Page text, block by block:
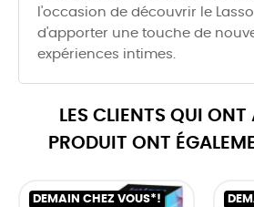
l'occasion de découvrir le
d'apporter une touche de
expériences intimes.
LES CLIENTS QUI ONT
PRODUIT ONT
DEMAIN CHEZ VOUS*!